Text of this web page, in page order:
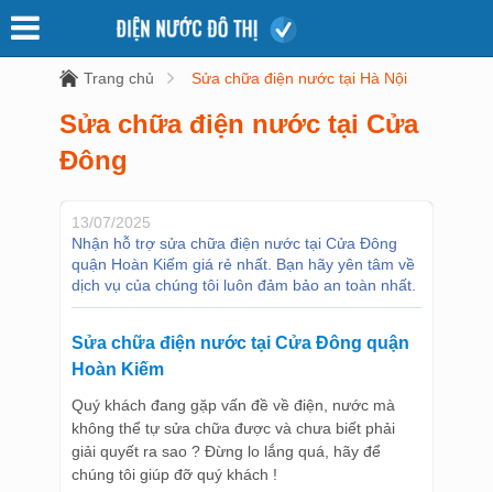
Trang chủ Sửa chữa điện nước tại Hà Nội
Sửa chữa điện nước tại Cửa
Đông
13/07/2025
Nhận hỗ trợ sửa chữa điện nước tại Cửa Đông
quận Hoàn Kiếm giá rẻ nhất. Bạn hãy yên tâm về
dịch vụ của chúng tôi luôn đảm bảo an toàn nhất.
Sửa chữa điện nước tại Cửa Đông quận
Hoàn Kiếm
Quý khách đang gặp vấn đề về điện, nước mà
không thể tự sửa chữa được và chưa biết phải
giải quyết ra sao ? Đừng lo lắng quá, hãy để
chúng tôi giúp đỡ quý khách !